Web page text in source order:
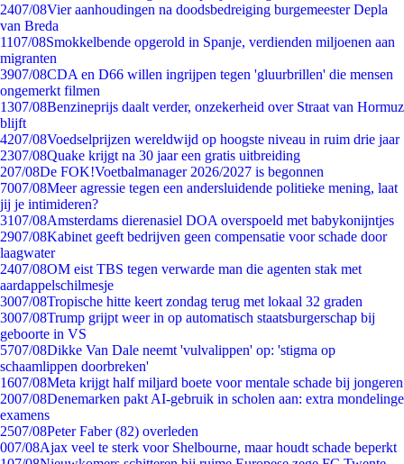
2407/08Vier aanhoudingen na doodsbedreiging burgemeester Depla
van Breda
1107/08Smokkelbende opgerold in Spanje, verdienden miljoenen aan
migranten
3907/08CDA en D66 willen ingrijpen tegen 'gluurbrillen' die mensen
ongemerkt filmen
1307/08Benzineprijs daalt verder, onzekerheid over Straat van Hormuz
blijft
4207/08Voedselprijzen wereldwijd op hoogste niveau in ruim drie jaar
2307/08Quake krijgt na 30 jaar een gratis uitbreiding
207/08De FOK!Voetbalmanager 2026/2027 is begonnen
7007/08Meer agressie tegen een andersluidende politieke mening, laat
jij je intimideren?
3107/08Amsterdams dierenasiel DOA overspoeld met babykonijntjes
2907/08Kabinet geeft bedrijven geen compensatie voor schade door
laagwater
2407/08OM eist TBS tegen verwarde man die agenten stak met
aardappelschilmesje
3007/08Tropische hitte keert zondag terug met lokaal 32 graden
3007/08Trump grijpt weer in op automatisch staatsburgerschap bij
geboorte in VS
5707/08Dikke Van Dale neemt 'vulvalippen' op: 'stigma op
schaamlippen doorbreken'
1607/08Meta krijgt half miljard boete voor mentale schade bij jongeren
2007/08Denemarken pakt AI-gebruik in scholen aan: extra mondelinge
examens
2507/08Peter Faber (82) overleden
007/08Ajax veel te sterk voor Shelbourne, maar houdt schade beperkt